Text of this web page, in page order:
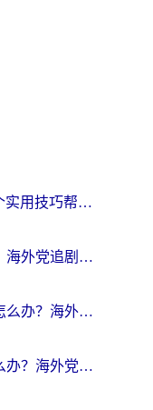
在德国听不了蜻蜓FM？3个实用技巧帮你解锁国内影音自由
在国外玩鸿图之下总卡顿？海外党追剧听歌的3个实用解决方案
在瑞士用洋码头地区限制怎么办？海外华人必看的回国加速全攻略
爱奇艺在新西兰用不了怎么办？海外党亲测有效的回国加速方案